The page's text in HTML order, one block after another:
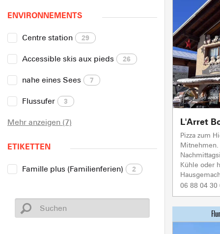
ENVIRONNEMENTS
Centre station 29
Accessible skis aux pieds 26
nahe eines Sees 7
Flussufer 3
Mehr anzeigen (7)
ETIKETTEN
Famille plus (Familienferien) 2
L'Arret
Pizza zum
Mitnehmen.
Kühle oder
06 88 04 30